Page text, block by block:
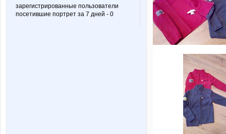
зарегистрированные пользователи
посетившие портрет за 7 дней - 0